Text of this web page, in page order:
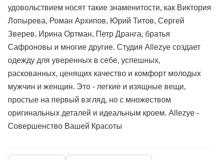
удовольствием носят такие знаменитости, как Виктория
Лопырева, Роман Архипов, Юрий Титов, Сергей
Зверев, Ирина Ортман, Петр Дранга, братья
Сафроновы и многие другие. Студия Allezye создает
одежду для уверенных в себе, успешных,
раскованных, ценящих качество и комфорт молодых
мужчин и женщин. Это - легкие и изящные вещи,
простые на первый взгляд, но с множеством
оригинальных деталей и идеальным кроем. Allezye -
Совершенство Вашей Красоты